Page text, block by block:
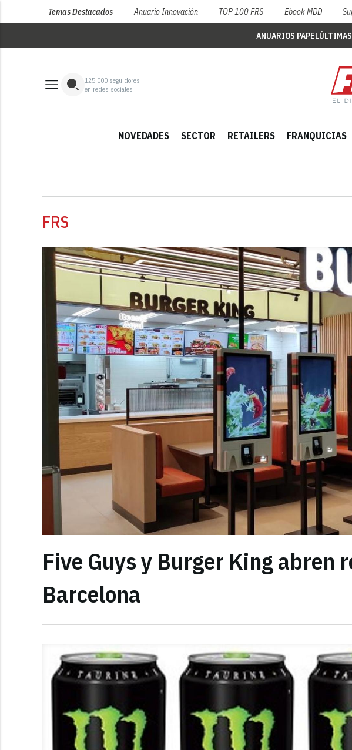
Temas Destacados Anuario Innovación TOP 100 FRS Ebook MDD
ANUARIOS PAPEL
125,000 seguidores
en redes sociales
NOVEDADES SECTOR RETAILERS FRANQUICIAS
FRS
Five Guys y Burger King abren
Barcelona